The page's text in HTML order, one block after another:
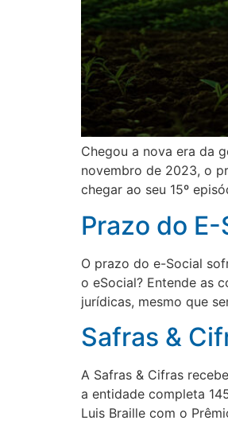
Chegou a nova era da
novembro de 2023, o
chegar ao seu 15º
Prazo do
O prazo do e-Social
o eSocial? Entende as
jurídicas, mesmo que
Safras &
A Safras & Cifras
a entidade completa
Luis Braille com o